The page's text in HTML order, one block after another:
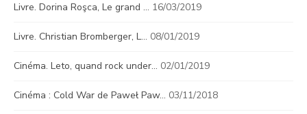
Livre. Dorina Roşca, Le grand … 16/03/2019
Livre. Christian Bromberger, L… 08/01/2019
Cinéma. Leto, quand rock under… 02/01/2019
Cinéma : Cold War de Paweł Paw… 03/11/2018